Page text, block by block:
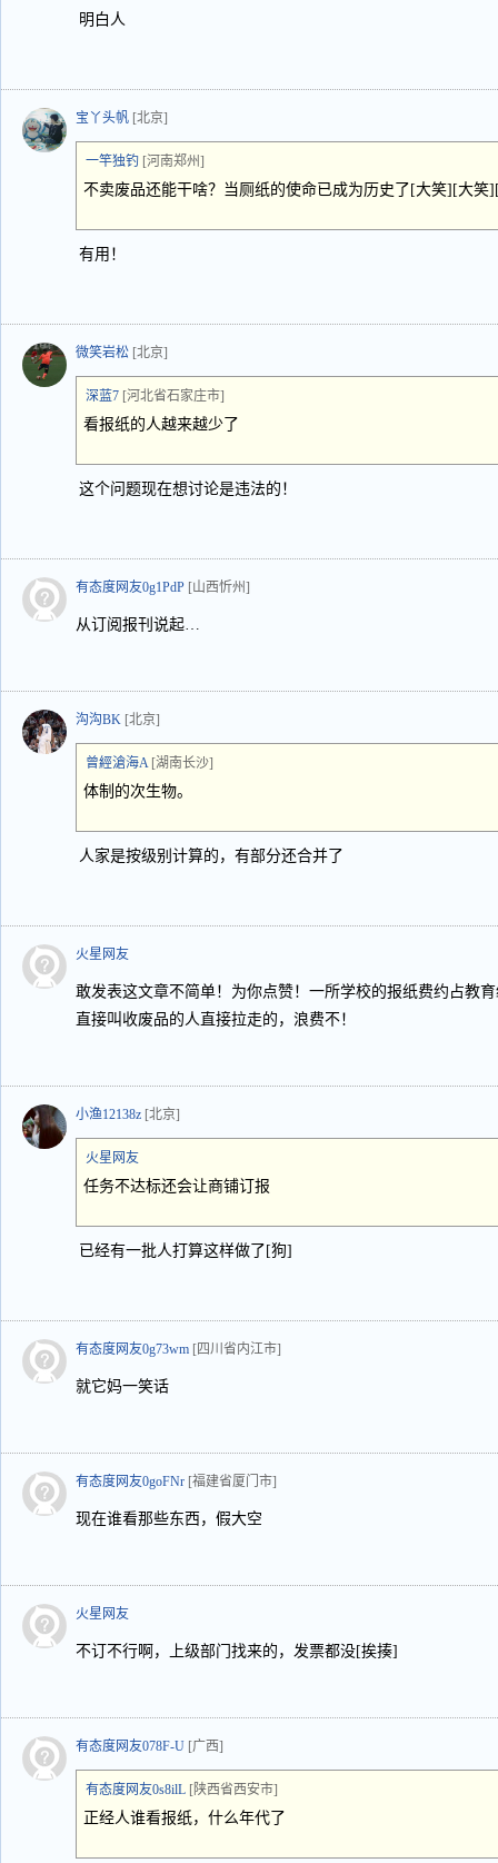
明白人
宝丫头帆 [北京]
一竿独钓 [河南郑州]
不卖废品还能干啥？当厕纸的使命已成为历史了[大笑][大笑
有用！
微笑岩松 [北京]
深蓝7 [河北省石家庄市]
看报纸的人越来越少了
这个问题现在想讨论是违法的！
有态度网友0g1PdP [山西忻州]
从订阅报刊说起…
沟沟BK [北京]
曾經滄海A [湖南长沙]
体制的次生物。
人家是按级别计算的，有部分还合并了
火星网友
敢发表这文章不简单！为你点赞！一所学校的报纸费约占教
直接叫收废品的人直接拉走的，浪费不！
小渔12138z [北京]
火星网友
任务不达标还会让商铺订报
已经有一批人打算这样做了[狗]
有态度网友0g73wm [四川省内江市]
就它妈一笑话
有态度网友0goFNr [福建省厦门市]
现在谁看那些东西，假大空
火星网友
不订不行啊，上级部门找来的，发票都没[挨揍]
有态度网友078F-U [广西]
有态度网友0s8ilL [陕西省西安市]
正经人谁看报纸，什么年代了